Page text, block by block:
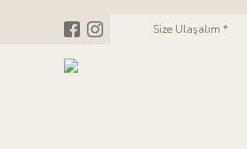
Size Ulaşalım *